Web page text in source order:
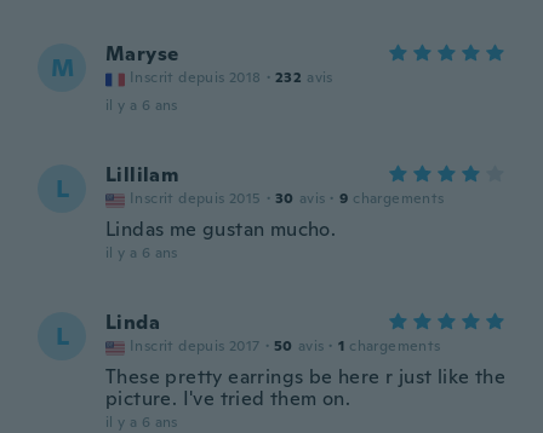
M Maryse
Inscrit depuis 2018 · 232 avis
il y a 6 ans
L Lillilam
Inscrit depuis 2015 · 30 avis · 9 chargements
Lindas me gustan mucho.
il y a 6 ans
L Linda
Inscrit depuis 2017 · 50 avis · 1 chargements
These pretty earrings be here r just like the
picture. I've tried them on.
il y a 6 ans